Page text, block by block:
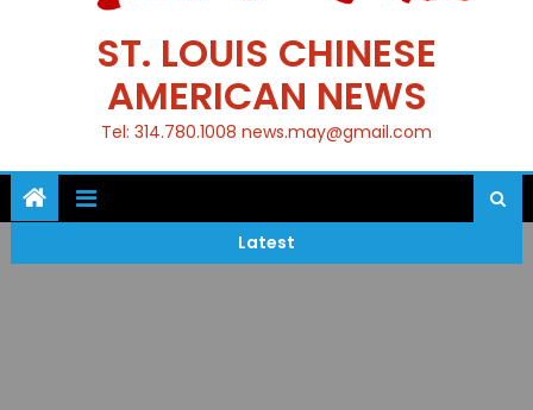
ST. LOUIS CHINESE
AMERICAN NEWS
Tel: 314.780.1008 news.may@gmail.com
Latest